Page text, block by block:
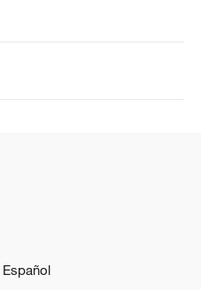
Español